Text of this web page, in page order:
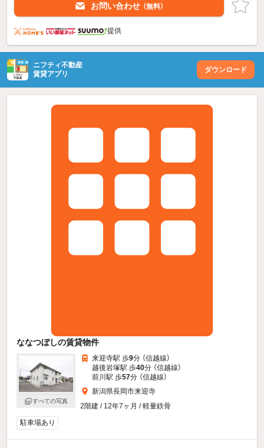
お問い合わせ （無料）
提供
ニフティ不動産
賃貸アプリ
ダウンロード
ななつぼしの賃貸物件
すべての写真
来迎寺駅 歩9分 （信越線）
越後岩塚駅 歩40分 （信越線）
前川駅 歩57分 （信越線）
新潟県長岡市来迎寺
2階建 / 12年7ヶ月 / 軽量鉄骨
駐車場あり